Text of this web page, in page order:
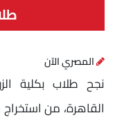
المصري الآن
نجح طلاب بكلية
القاهرة، من